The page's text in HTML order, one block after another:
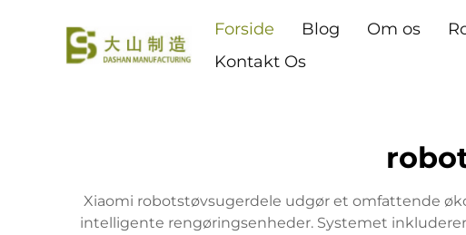
Forside Blog Om os
Kontakt Os
Xiaomi robotstøvsugerdele udgør et omfattende
intelligente rengøringsenheder. Systemet